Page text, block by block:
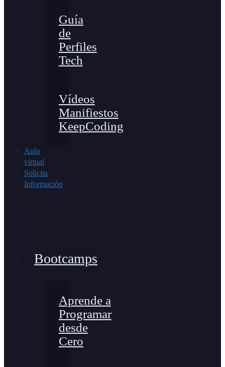
Guía
de
Perfiles
Tech
Vídeos
Manifiestos
KeepCoding
Aula
virtual
Solicita
Información
Bootcamps
Aprende a
Programar
desde
Cero